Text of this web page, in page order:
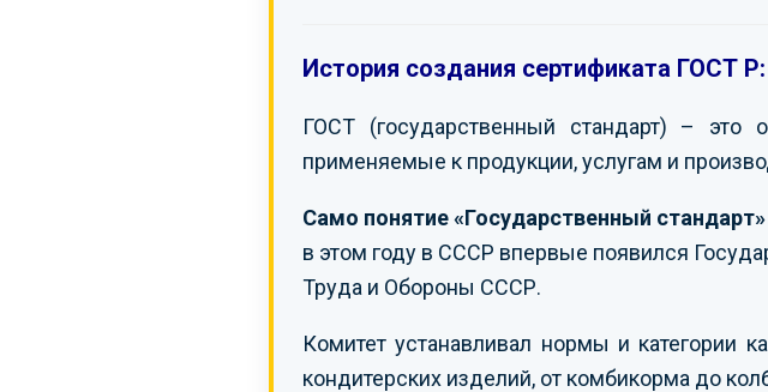
История создания сертификата ГОСТ Р:
ГОСТ (государственный стандарт) – это
применяемые к продукции, услугам и
Само понятие «Государственный
в этом году в СССР впервые появился
Труда и Обороны СССР.
Комитет устанавливал нормы и категории
кондитерских изделий, от комбикорма до